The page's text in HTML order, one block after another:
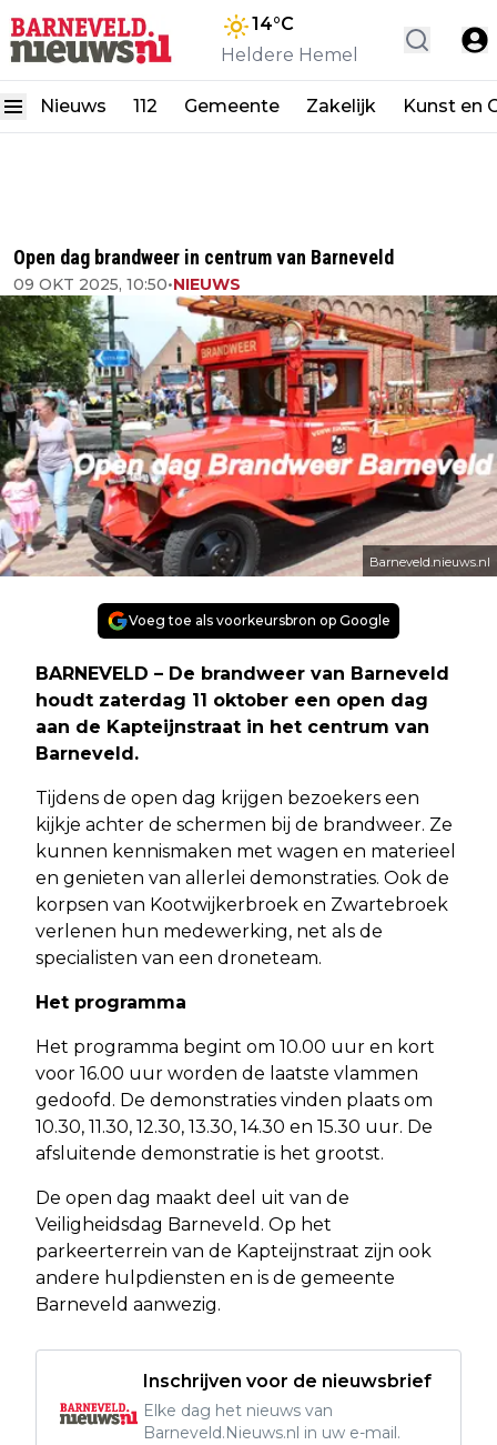
14°C
Heldere Hemel
Nieuws 112 Gemeente Zakelijk Kunst en
Open dag brandweer in centrum van Barneveld
09 OKT 2025, 10:50•NIEUWS
Barneveld.nieuws.nl
Voeg toe als voorkeursbron op Google
BARNEVELD – De brandweer van Barneveld
houdt zaterdag 11 oktober een open dag
aan de Kapteijnstraat in het centrum van
Barneveld.
Tijdens de open dag krijgen bezoekers een
kijkje achter de schermen bij de brandweer. Ze
kunnen kennismaken met wagen en materieel
en genieten van allerlei demonstraties. Ook de
korpsen van Kootwijkerbroek en Zwartebroek
verlenen hun medewerking, net als de
specialisten van een droneteam.
Het programma
Het programma begint om 10.00 uur en kort
voor 16.00 uur worden de laatste vlammen
gedoofd. De demonstraties vinden plaats om
10.30, 11.30, 12.30, 13.30, 14.30 en 15.30 uur. De
afsluitende demonstratie is het grootst.
De open dag maakt deel uit van de
Veiligheidsdag Barneveld. Op het
parkeerterrein van de Kapteijnstraat zijn ook
andere hulpdiensten en is de gemeente
Barneveld aanwezig.
Inschrijven voor de nieuwsbrief
Elke dag het nieuws van
Barneveld.Nieuws.nl in uw e-mail.